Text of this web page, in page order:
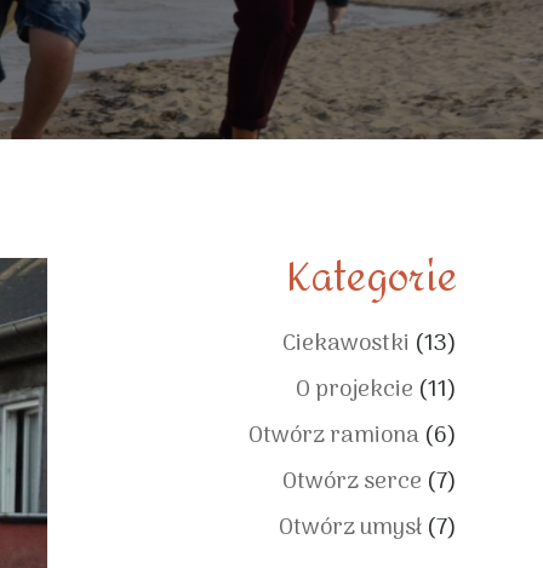
Kategorie
Ciekawostki (13)
O projekcie (11)
Otwórz ramiona(6)
Otwórz serce (7)
Otwórz umysł(7)